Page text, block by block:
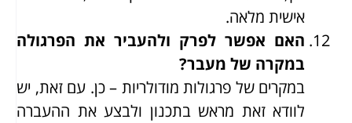
אישית מלאה.
האם אפשר לפרק ולהעביר את הפרגולה
במקרה של מעבר?
במקרים של פרגולות מודולריות – כן. עם זאת, יש
לוודא זאת מראש בתכנון ולבצע את ההעברה